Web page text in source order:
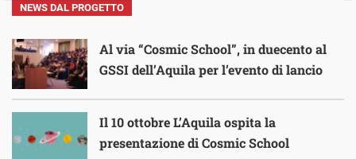
NEWS DAL PROGETTO
Al via “Cosmic School”, in duecento al
GSSI dell’Aquila per l’evento di lancio
Il 10 ottobre L’Aquila ospita la
presentazione di Cosmic School